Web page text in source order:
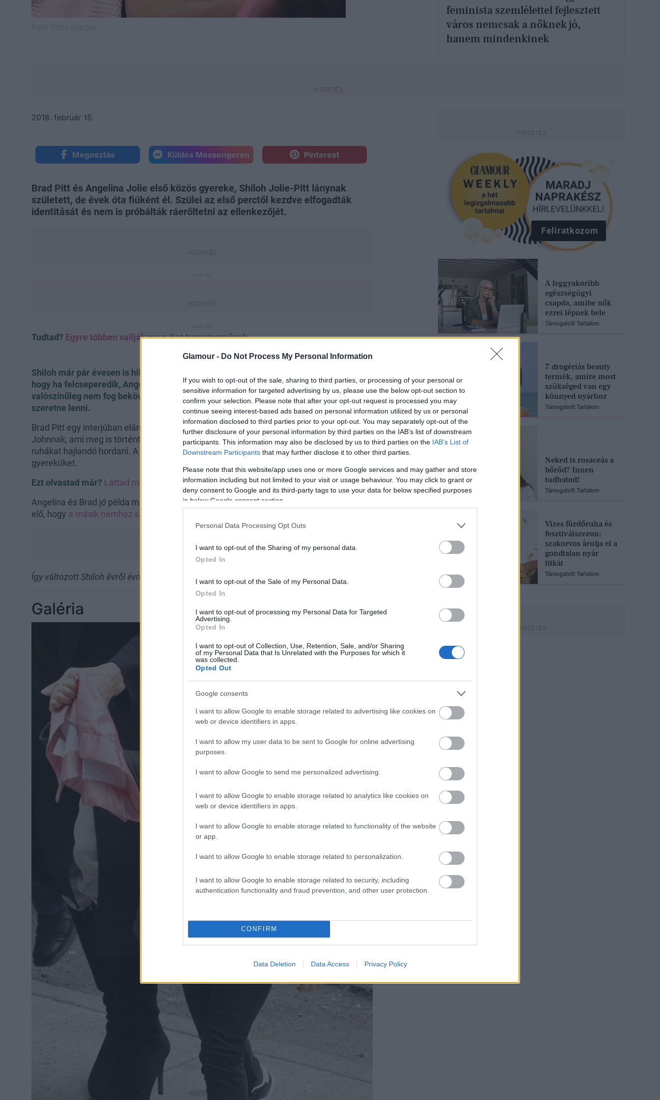
Glamour - Do Not Process My Personal Information
If you wish to opt-out of the sale, sharing to third parties, or processing of your personal or
sensitive information for targeted advertising by us, please use the below opt-out section to
confirm your selection. Please note that after your opt-out request is processed you may
continue seeing interest-based ads based on personal information utilized by us or personal
information disclosed to third parties prior to your opt-out. You may separately opt-out of the
further disclosure of your personal information by third parties on the IAB’s list of downstream
participants. This information may also be disclosed by us to third parties on the IAB’s List of
Downstream Participants that may further disclose it to other third parties.
Please note that this website/app uses one or more Google services and may gather and store
information including but not limited to your visit or usage behaviour. You may click to grant or
deny consent to Google and its third-party tags to use your data for below specified purposes
in below Google consent section.
Personal Data Processing Opt Outs
I want to opt-out of the Sharing of my personal data.
Opted In
I want to opt-out of the Sale of my Personal Data.
Opted In
I want to opt-out of processing my Personal Data for Targeted
Advertising.
Opted In
I want to opt-out of Collection, Use, Retention, Sale, and/or Sharing
of my Personal Data that Is Unrelated with the Purposes for which it
was collected.
Opted Out
Google consents
I want to allow Google to enable storage related to advertising like cookies on
web or device identifiers in apps.
I want to allow my user data to be sent to Google for online advertising
purposes.
I want to allow Google to send me personalized advertising.
I want to allow Google to enable storage related to analytics like cookies on
web or device identifiers in apps.
I want to allow Google to enable storage related to functionality of the website
or app.
I want to allow Google to enable storage related to personalization.
I want to allow Google to enable storage related to security, including
authentication functionality and fraud prevention, and other user protection.
CONFIRM
Data Deletion Data Access Privacy Policy
feminista szemlélettel fejlesztett
város nemcsak a nőknek jó,
hanem mindenkinek
2018. február 15.
Megosztás Küldés Messengeren Pinterest
Brad Pitt és Angelina Jolie első közös gyereke, Shiloh Jolie-Pitt lánynak
született, de évek óta fiúként él. Szülei az első perctől kezdve elfogadták
identitását és nem is próbálták ráerőltetni az ellenkezőjét.
Tudtad? Egyre többen vallják magukat transzneműnek
Shiloh már pár évesen is hihetetlenül hasonlított édesanyjára, ezért sokan várták,
hogy ha felcseperedik, Angelina nyomdokaiba lép. Korán kiderült viszont, hogy ez
valószínűleg nem fog bekövetkezni, mivel már 2008-ban kijelentette, hogy ő fiú
szeretne lenni.
Brad Pitt egy interjúban elárulta, hogy Shiloh megkérte őket, szólítsák Peter-nek, vagy
Johnnak, ami meg is történt. Egy idő után pedig haját is levágatta és azóta csak fiú
ruhákat hajlandó hordani. A szülők nagyon nyitottan kezelték a dolgot és támogatták
gyereküket.
Ezt olvastad már? Láttad már Angelina Jolie bátyját? Mintha ikrek lennének!
Angelina és Brad jó példa minden szülő számára, akinek gyereke egy napon azzal áll
elő, hogy a másik nemhez szeretne tartozni
Így változott Shiloh évről évre!
Galéria
Feliratkozom
A leggyakoribb
egészségügyi
csapda, amibe nők
ezrei lépnek bele
Támogatott Tartalom
7 drogériás beauty
termék, amire most
szükséged van egy
könnyed nyárhoz
Támogatott Tartalom
Neked is rosaceás a
bőrőd? Innen
tudhatod!
Támogatott Tartalom
Vizes fürdőruha és
fesztiválszezon:
szakorvos árulja el a
gondtalan nyár
titkát
Támogatott Tartalom